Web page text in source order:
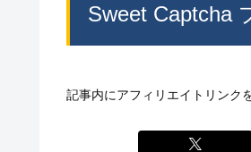
Sweet Captcha
記事内にアフィリエイトリンク